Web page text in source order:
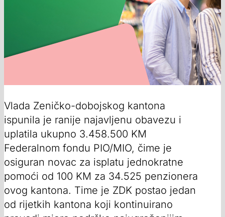
Vlada Zeničko-dobojskog kantona
ispunila je ranije najavljenu obavezu i
uplatila ukupno 3.458.500 KM
Federalnom fondu PIO/MIO, čime je
osiguran novac za isplatu jednokratne
pomoći od 100 KM za 34.525 penzionera
ovog kantona. Time je ZDK postao jedan
od rijetkih kantona koji kontinuirano